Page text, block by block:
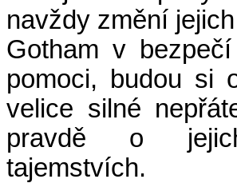
navždy změní
Gotham v
pomoci, budou si
velice silné
pravdě o
tajemstvích.